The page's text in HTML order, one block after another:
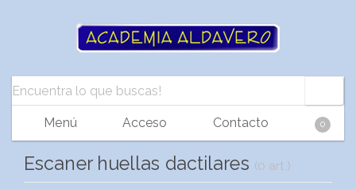
Menú Acceso Contacto 0
Escaner huellas dactilares (0 art.)